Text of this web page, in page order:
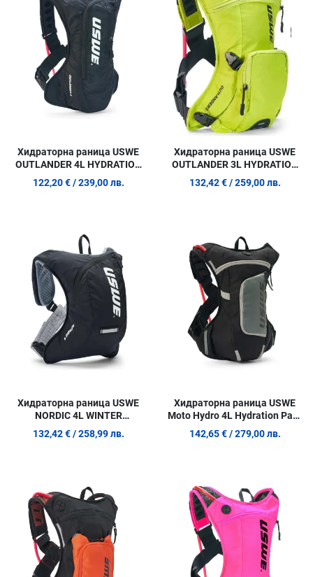
Сравни продукт
Quick View
Хидраторна раница USWE
OUTLANDER 4L HYDRATION
PACK BLACK
122,20 € / 239,00 лв.
Хидраторна раница USWE
OUTLANDER 3L HYDRATION
PACK CRAZY YELLOW
132,42 € / 259,00 лв.
Сравни продукт
Хидраторна раница USWE
NORDIC 4L WINTER
HYDRATION PACK BLACK
132,42 € / 258,99 лв.
Хидраторна раница USWE
Moto Hydro 4L Hydration Pack
(Black)
142,65 € / 279,00 лв.
Сравни продукт
Quick View